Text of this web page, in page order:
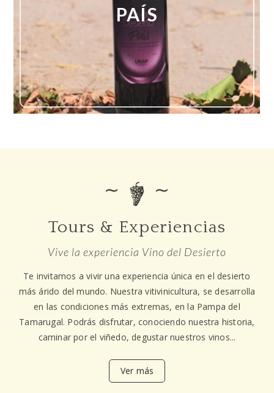
PAÍS
∼ ∼
Tours & Experiencias
Vive la experiencia Vino del Desierto
Te invitamos a vivir una experiencia única en el desierto
más árido del mundo. Nuestra vitivinicultura, se desarrolla
en las condiciones más extremas, en la Pampa del
Tamarugal. Podrás disfrutar, conociendo nuestra historia,
caminar por el viñedo, degustar nuestros vinos...
Ver más